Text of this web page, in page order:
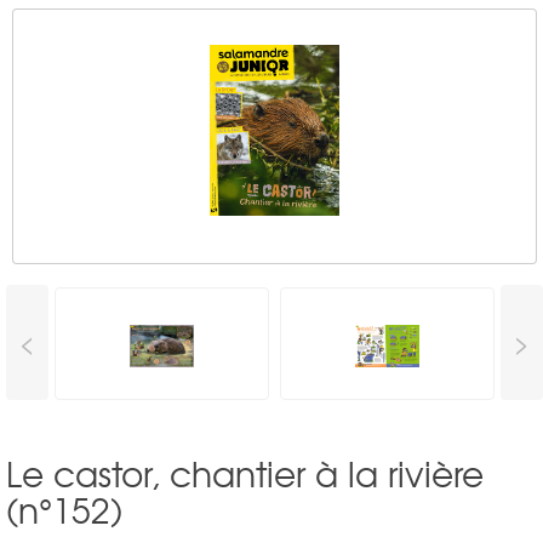
< >
Le castor, chantier à la rivière
(n°152)